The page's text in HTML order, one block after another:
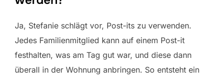
Ja, Stefanie schlägt vor, Post-its zu verwenden.
Jedes Familienmitglied kann auf einem Post-it
festhalten, was am Tag gut war, und diese dann
überall in der Wohnung anbringen. So entsteht ein